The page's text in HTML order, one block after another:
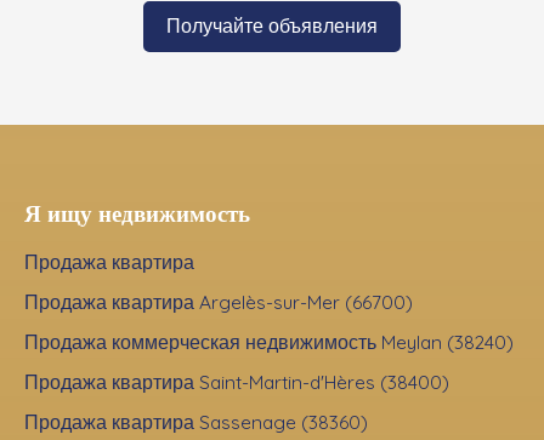
Получайте объявления
Я ищу недвижимость
Продажа квартира
Продажа квартира Argelès-sur-Mer (66700)
Продажа коммерческая недвижимость Meylan (38240)
Продажа квартира Saint-Martin-d'Hères (38400)
Продажа квартира Sassenage (38360)